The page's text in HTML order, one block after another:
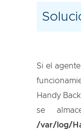
Si el
Handy
se
/var/log/